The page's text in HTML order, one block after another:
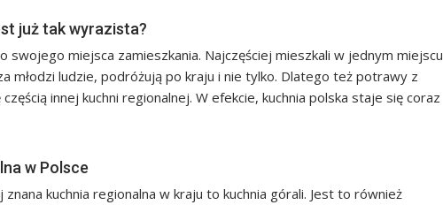
już tak wyrazista?
swojego miejsca zamieszkania. Najczęściej mieszkali w jednym miejscu
młodzi ludzie, podróżują po kraju i nie tylko. Dlatego też potrawy z
innej kuchni regionalnej. W efekcie, kuchnia polska staje się coraz
w Polsce
kuchnia regionalna w kraju to kuchnia górali. Jest to również